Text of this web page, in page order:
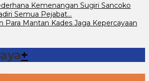
Kemenangan Sugiri Sancoko
Semua Pejabat…
Para Mantan Kades Jaga Kepercayaan
+